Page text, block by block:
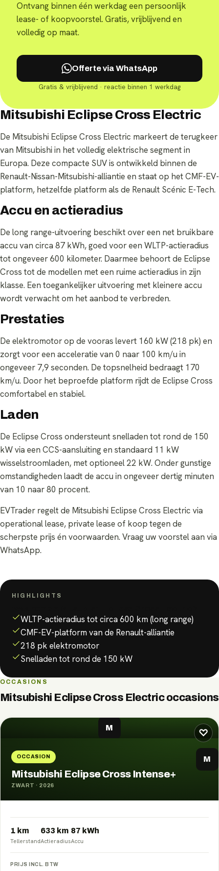
Ontvang binnen één werkdag een persoonlijk
lease- of koopvoorstel. Gratis, vrijblijvend en
volledig op maat.
Offerte via WhatsApp
Gratis & vrijblijvend · reactie binnen 1 werkdag
Mitsubishi Eclipse Cross Electric
De Mitsubishi Eclipse Cross Electric markeert de terugkeer
van Mitsubishi in het volledig elektrische segment in
Europa. Deze compacte SUV is ontwikkeld binnen de
Renault-Nissan-Mitsubishi-alliantie en staat op het CMF-EV-
platform, hetzelfde platform als de Renault Scénic E-Tech.
Accu en actieradius
De long range-uitvoering beschikt over een net bruikbare
accu van circa 87 kWh, goed voor een WLTP-actieradius
tot ongeveer 600 kilometer. Daarmee behoort de Eclipse
Cross tot de modellen met een ruime actieradius in zijn
klasse. Een toegankelijker uitvoering met kleinere accu
wordt verwacht om het aanbod te verbreden.
Prestaties
De elektromotor op de vooras levert 160 kW (218 pk) en
zorgt voor een acceleratie van 0 naar 100 km/u in
ongeveer 7,9 seconden. De topsnelheid bedraagt 170
km/u. Door het beproefde platform rijdt de Eclipse Cross
comfortabel en stabiel.
Laden
De Eclipse Cross ondersteunt snelladen tot rond de 150
kW via een CCS-aansluiting en standaard 11 kW
wisselstroomladen, met optioneel 22 kW. Onder gunstige
omstandigheden laadt de accu in ongeveer dertig minuten
van 10 naar 80 procent.
EVTrader regelt de Mitsubishi Eclipse Cross Electric via
operational lease, private lease of koop tegen de
scherpste prijs én voorwaarden. Vraag uw voorstel aan via
WhatsApp.
HIGHLIGHTS
WLTP-actieradius tot circa 600 km (long range)
CMF-EV-platform van de Renault-alliantie
218 pk elektromotor
Snelladen tot rond de 150 kW
OCCASIONS
Mitsubishi Eclipse Cross Electricoccasions
♡
M
OCCASION M
Mitsubishi Eclipse Cross Intense+
ZWART · 2026
1 km
Tellerstand
633 km
Actieradius
87 kWh
Accu
PRIJS INCL. BTW